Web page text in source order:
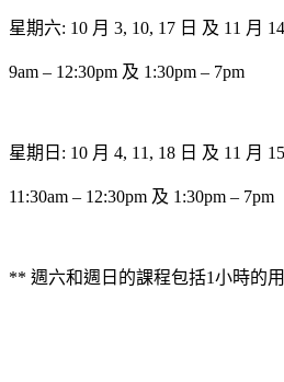
星期六: 10 月 3, 10, 17 日 及 11 月
9am – 12:30pm 及 1:30pm – 7pm
星期日: 10 月 4, 11, 18 日 及 11 月
11:30am – 12:30pm 及 1:30pm – 7pm
** 週六和週日的課程包括1小時的